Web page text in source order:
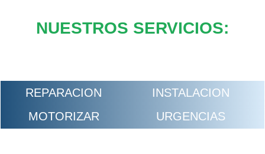
NUESTROS SERVICIOS:
REPARACION
INSTALACION
MOTORIZAR
URGENCIAS